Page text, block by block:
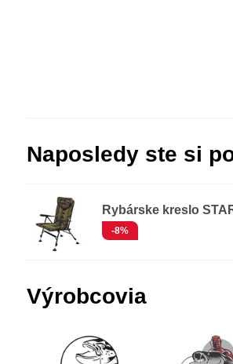
Naposledy ste si
Rybárske kreslo
-8%
Výrobcovia